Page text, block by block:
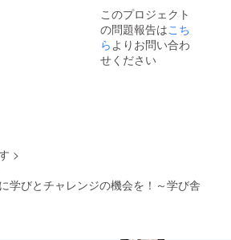
いま
す。 お
話会
は、一
回定員5
ら
本文中
のリ
ターン
紹介の
項目を
このプロジェクト
の問題報告はこち
ら よりお問い合わ
せください
>
学びとチャレンジの機会を！～学び舎